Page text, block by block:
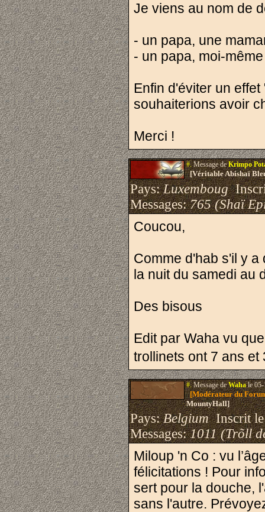
Je viens au nom de
- un papa, une
- un papa, moi-
Enfin d'éviter un
souhaiterions avoir
Merci !
#.Message deKrimpo
[Véritable Abishaï
Pays:Luxemboug
Messages:765 (Shaï
Coucou,
Comme d'hab s'il y
la nuit du samedi au
Des bisous
Edit par Waha vu
trollinets ont 7 ans
#.Message deWahale 05-
[Modérateur du
MountyHall]
Pays:BelgiumInscrit
Messages:1011 (Trõll
Miloup 'n Co : vu
félicitations ! Pour
sert pour la douche,
sans l'autre.